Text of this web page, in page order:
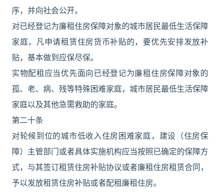
序，并向社会公开。
对已经登记为廉租住房保障对象的城市居民最低生活保障
家庭，凡申请租赁住房货币补贴的，要优先安排发放补
贴，基本做到应保尽保。
实物配租应当优先面向已经登记为廉租住房保障对象的
孤、老、病、残等特殊困难家庭，城市居民最低生活保障
家庭以及其他急需救助的家庭。
第二十条
对轮候到位的城市低收入住房困难家庭，建设（住房保
障）主管部门或者具体实施机构应当按照已确定的保障方
式，与其签订租赁住房补贴协议或者廉租住房租赁合同，
予以发放租赁住房补贴或者配租廉租住房。